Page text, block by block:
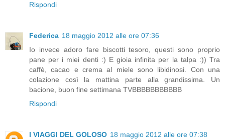
Rispondi
Federica 18 maggio 2012 alle ore 07:36
Io invece adoro fare biscotti tesoro, questi sono proprio
pane per i miei denti :) E gioia infinita per la talpa :)) Tra
caffè, cacao e crema al miele sono libidinosi. Con una
colazione così la mattina parte alla grandissima. Un
bacione, buon fine settimana TVBBBBBBBBBBB
Rispondi
I VIAGGI DEL GOLOSO 18 maggio 2012 alle ore 07:38